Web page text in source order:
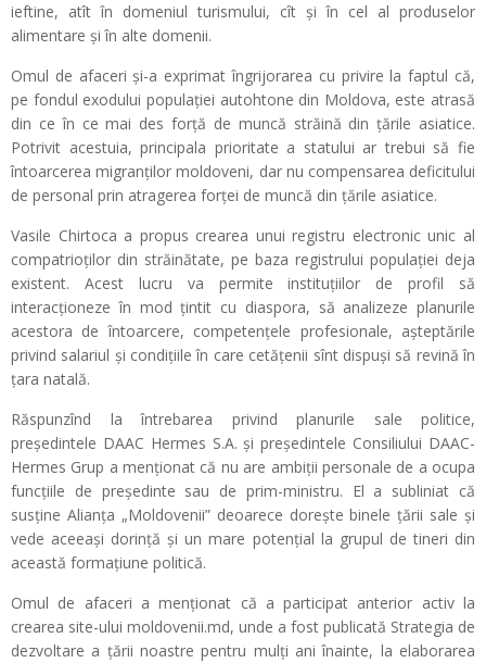
ieftine, atît în domeniul turismului, cît și în cel al produselor
alimentare și în alte domenii.
Omul de afaceri și-a exprimat îngrijorarea cu privire la faptul că,
pe fondul exodului populației autohtone din Moldova, este atrasă
din ce în ce mai des forță de muncă străină din țările asiatice.
Potrivit acestuia, principala prioritate a statului ar trebui să fie
întoarcerea migranților moldoveni, dar nu compensarea deficitului
de personal prin atragerea forței de muncă din țările asiatice.
Vasile Chirtoca a propus crearea unui registru electronic unic al
compatrioților din străinătate, pe baza registrului populației deja
existent. Acest lucru va permite instituțiilor de profil să
interacționeze în mod țintit cu diaspora, să analizeze planurile
acestora de întoarcere, competențele profesionale, așteptările
privind salariul și condițiile în care cetățenii sînt dispuși să revină în
țara natală.
Răspunzînd la întrebarea privind planurile sale politice,
președintele DAAC Hermes S.A. și președintele Consiliului DAAC-
Hermes Grup a menționat că nu are ambiții personale de a ocupa
funcțiile de președinte sau de prim-ministru. El a subliniat că
susține Alianța „Moldovenii” deoarece dorește binele țării sale și
vede aceeași dorință și un mare potențial la grupul de tineri din
această formațiune politică.
Omul de afaceri a menționat că a participat anterior activ la
crearea site-ului moldovenii.md, unde a fost publicată Strategia de
dezvoltare a țării noastre pentru mulți ani înainte, la elaborarea